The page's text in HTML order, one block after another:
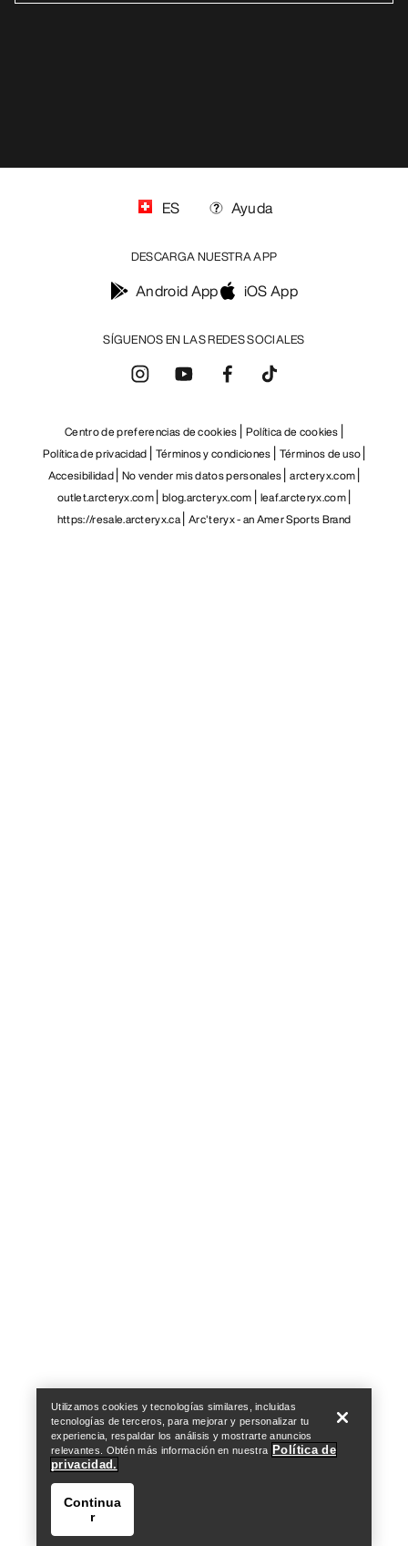
SÍGUENOS EN LAS REDES SOCIALES
ES Ayuda
DESCARGA NUESTRA APP
Android App iOS App
Centro de preferencias de cookies Política de cookies
Política de privacidad Términos y condiciones Términos de uso
Accesibilidad No vender mis datos personales arcteryx.com
outlet.arcteryx.com blog.arcteryx.com leaf.arcteryx.com
https://resale.arcteryx.ca Arc'teryx - an Amer Sports Brand
Utilizamos cookies y tecnologías similares, incluidas
tecnologías de terceros, para mejorar y personalizar tu
experiencia, respaldar los análisis y mostrarte anuncios
relevantes. Obtén más información en nuestra Política de
privacidad.
Continua
r